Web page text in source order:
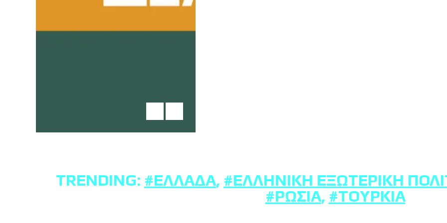
TRENDING: #ΕΛΛΆΔΑ, #ΕΛΛΗΝΙΚΉ ΕΞΩΤΕΡΙΚΉ
#ΡΩΣΊΑ, #ΤΟΥΡΚΊΑ